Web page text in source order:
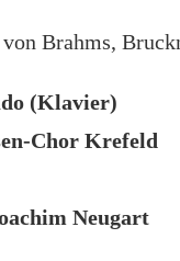
Brahms,
(Klavier)
Chor Krefeld
Neugart